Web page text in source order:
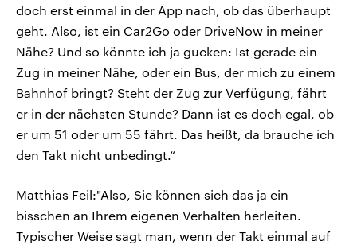
doch erst einmal in der App nach, ob das überhaupt
geht. Also, ist ein Car2Go oder DriveNow in meiner
Nähe? Und so könnte ich ja gucken: Ist gerade ein
Zug in meiner Nähe, oder ein Bus, der mich zu einem
Bahnhof bringt? Steht der Zug zur Verfügung, fährt
er in der nächsten Stunde? Dann ist es doch egal, ob
er um 51 oder um 55 fährt. Das heißt, da brauche ich
den Takt nicht unbedingt.“
Matthias Feil:"Also, Sie können sich das ja ein
bisschen an Ihrem eigenen Verhalten herleiten.
Typischer Weise sagt man, wenn der Takt einmal auf